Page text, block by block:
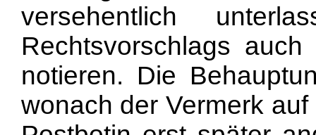
versehentlich
Rechtsvorschlags
notieren. Die
wonach der Vermerk